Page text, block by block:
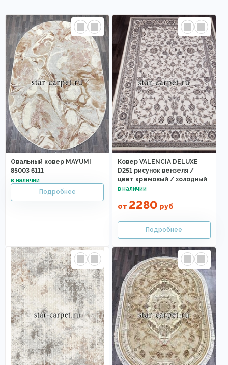
Овальный ковер MAYUMI
85003 6111
Ковер VALENCIA DELUXE
D251 рисунок вензеля /
цвет кремовый / холодный
от 2280 руб